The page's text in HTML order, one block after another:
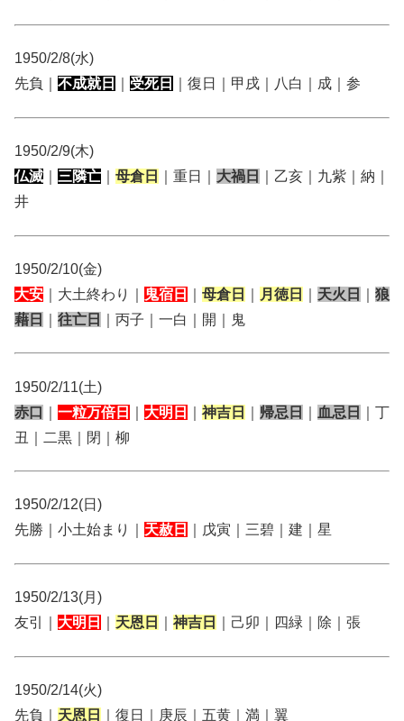
1950/2/8(水)
先負｜ 不成就日 受死日 ｜復日｜甲戌｜八白｜成｜参
1950/2/9(木)
仏滅
三隣亡 母倉日 ｜重日｜ 大禍日
｜乙亥｜九紫｜納｜
井
1950/2/10(金)
大安 ｜大土終わり｜ 鬼宿日 母倉日 月徳日 天火日
狼
藉日
往亡日 ｜丙子｜一白｜開｜鬼
1950/2/11(土)
赤口
一粒万倍日 大明日 神吉日 帰忌日 血忌日
｜丁
丑｜二黒｜閉｜柳
1950/2/12(日)
先勝｜小土始まり｜ 天赦日 ｜戊寅｜三碧｜建｜星
1950/2/13(月)
友引｜ 大明日 天恩日 神吉日 ｜己卯｜四緑｜除｜張
1950/2/14(火)
先負｜ 天恩日 ｜復日｜庚辰｜五黄｜満｜翼